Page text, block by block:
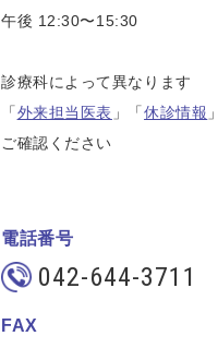
午後 12:30〜15:30
診療科によって異なります
「外来担当医表 」「休診情報
ご確認ください
電話番号
042-644-3711
FAX